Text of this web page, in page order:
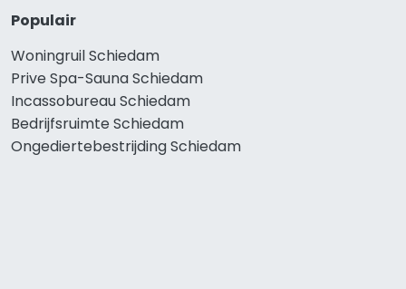
Populair
Woningruil Schiedam
Prive Spa-Sauna Schiedam
Incassobureau Schiedam
Bedrijfsruimte Schiedam
Ongediertebestrijding Schiedam